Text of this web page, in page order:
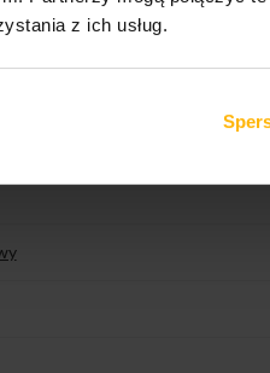
z ich usług.